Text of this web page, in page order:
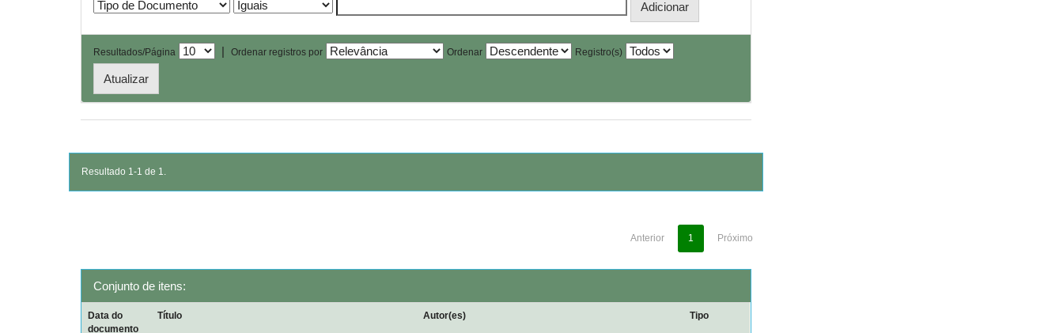
Resultados/Página | Ordenar registros por Ordenar Registro(s)
Resultado 1-1 de 1.
Anterior 1 Próximo
Conjunto de itens:
Data do
documento
Título Autor(es) Tipo